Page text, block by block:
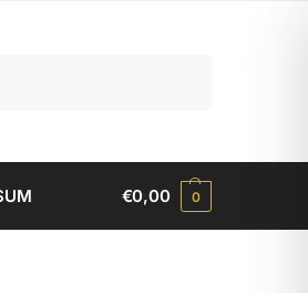
€0,00 0